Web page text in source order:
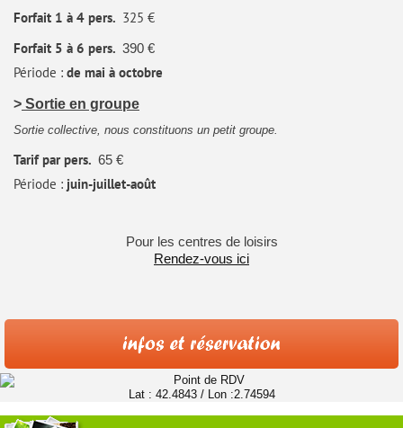
Forfait 1 à 4 pers. 325 €
Forfait 5 à 6 pers. 390 €
Période : de mai à octobre
> Sortie en groupe
Sortie collective, nous constituons un petit groupe.
Tarif par pers. 65 €
Période : juin-juillet-août
Pour les centres de loisirs
Rendez-vous ici
Lat : 42.4843 / Lon :2.74594